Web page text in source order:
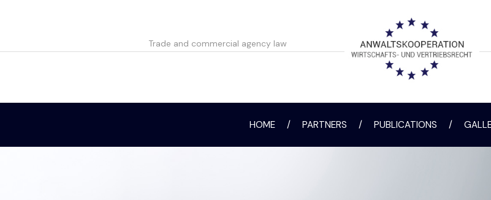
Trade and commercial agency law
HOME / PARTNERS / PUBLICATIONS /